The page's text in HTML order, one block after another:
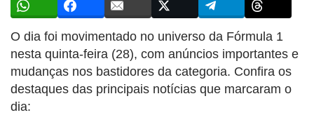
O dia foi movimentado no universo da Fórmula 1
nesta quinta-feira (28), com anúncios importantes e
mudanças nos bastidores da categoria. Confira os
destaques das principais notícias que marcaram o
dia: